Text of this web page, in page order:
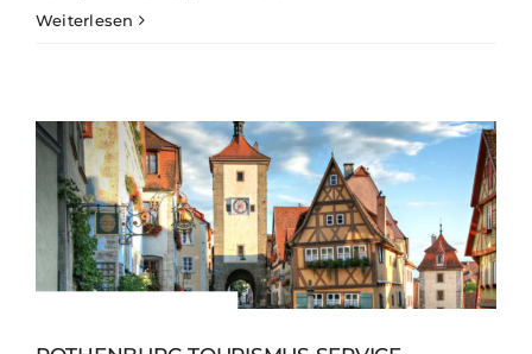
Weiterlesen